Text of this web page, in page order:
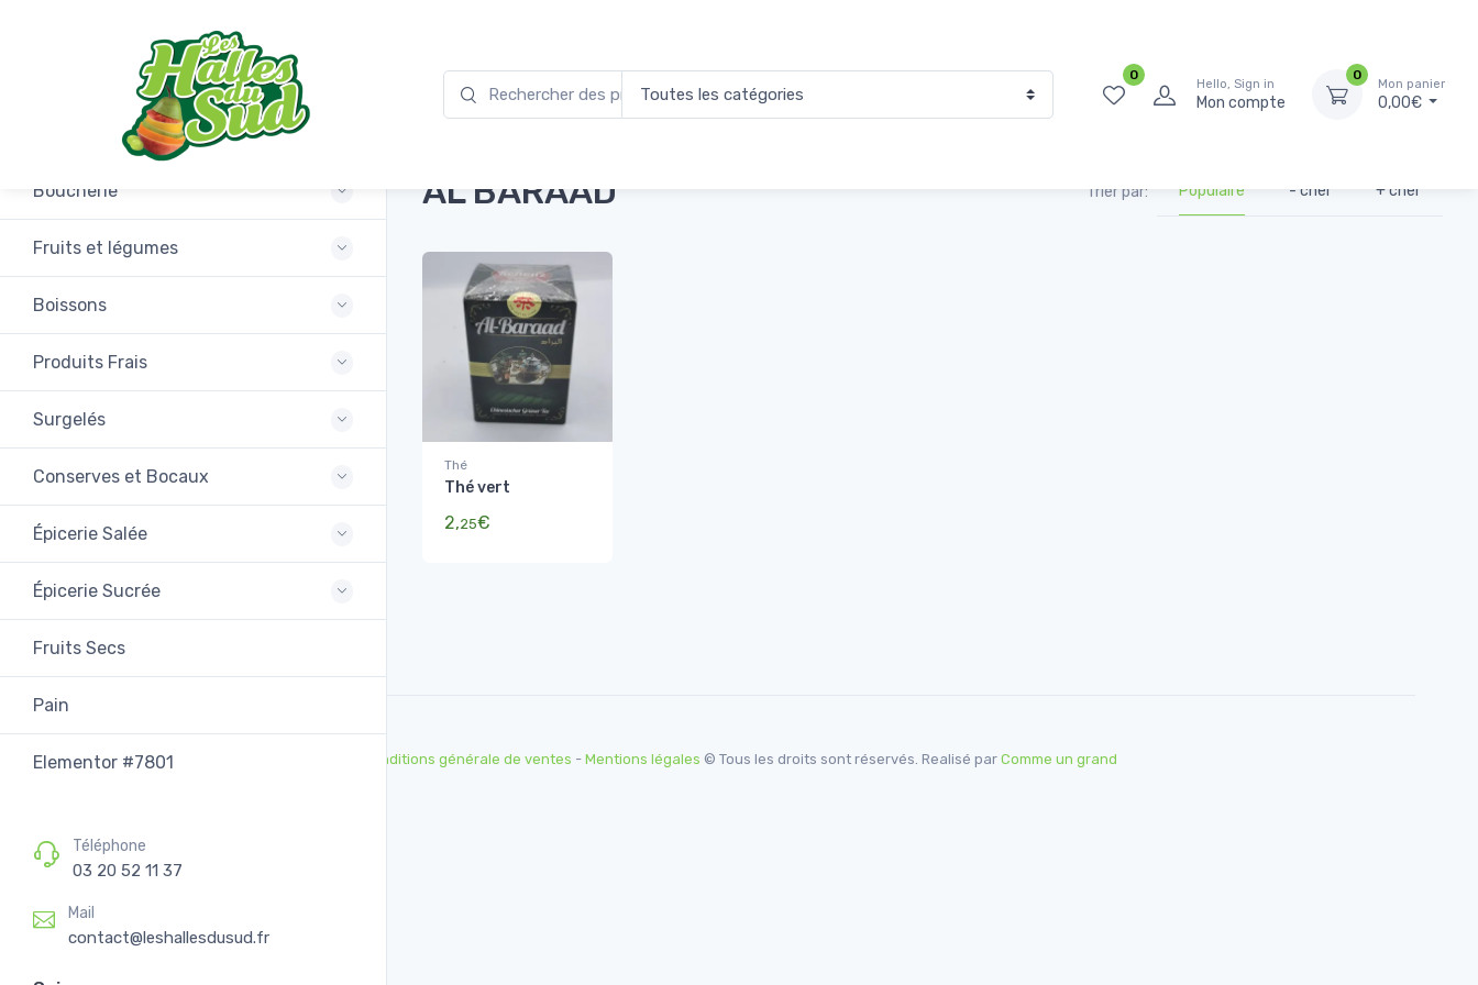
0
Hello, Sign in
Mon compte
0
Mon panier
0,00€
Promotions
Boucherie
Fruits et légumes
Boissons
Produits Frais
Surgelés
Conserves et Bocaux
Épicerie Salée
Épicerie Sucrée
Fruits Secs
Pain
Elementor #7801
Téléphone
03 20 52 11 37
Mail
contact@leshallesdusud.fr
AL BARAAD Trier par: Populaire - cher + cher
Thé
Thé vert
2,25€
Conditions générale de ventes - Mentions légales © Tous les droits sont réservés. Realisé par Comme un grand